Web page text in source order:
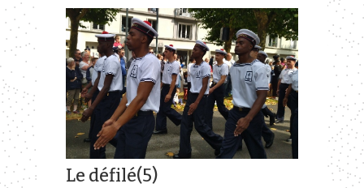
Le défilé(5)